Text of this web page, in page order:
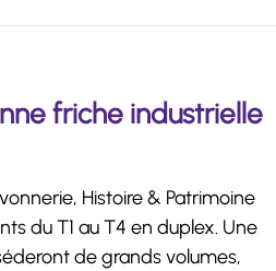
friche industrielle
Histoire & Patrimoine
du T1 au T4 en duplex. Une
de grands volumes,